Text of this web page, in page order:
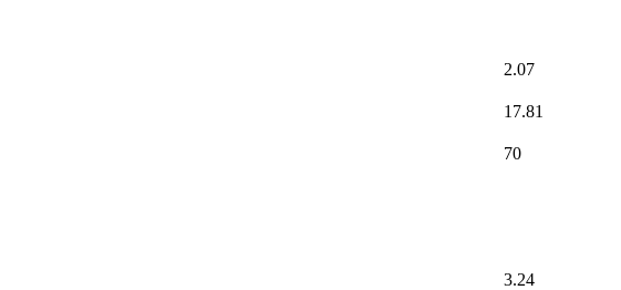
2.07
17.81
70
3.24